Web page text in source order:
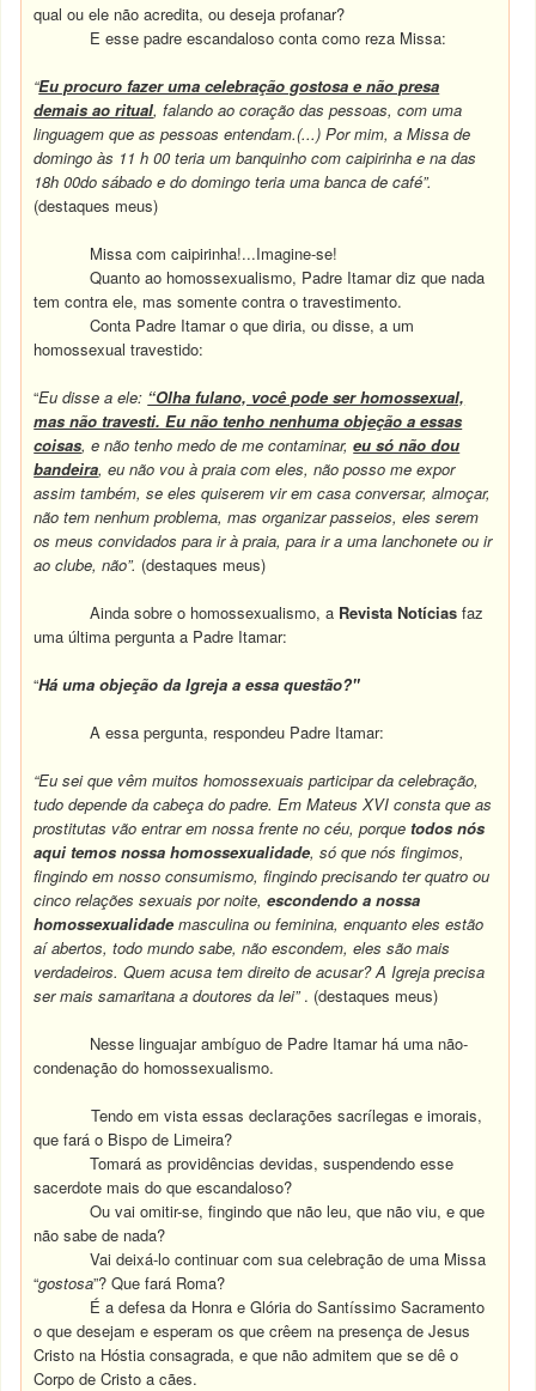
qual ou ele não acredita, ou deseja profanar?
E esse padre escandaloso conta como reza Missa:
“Eu procuro fazer uma celebração gostosa e não presa
demais ao ritual, falando ao coração das pessoas, com uma
linguagem que as pessoas entendam.(...) Por mim, a Missa de
domingo às 11 h 00 teria um banquinho com caipirinha e na das
18h 00do sábado e do domingo teria uma banca de café”.
(destaques meus)
Missa com caipirinha!...Imagine-se!
Quanto ao homossexualismo, Padre Itamar diz que nada
tem contra ele, mas somente contra o travestimento.
Conta Padre Itamar o que diria, ou disse, a um
homossexual travestido:
“Eu disse a ele: “Olha fulano, você pode ser homossexual,
mas não travesti. Eu não tenho nenhuma objeção a essas
coisas, e não tenho medo de me contaminar,eu só não dou
bandeira, eu não vou à praia com eles, não posso me expor
assim também, se eles quiserem vir em casa conversar, almoçar,
não tem nenhum problema, mas organizar passeios, eles serem
os meus convidados para ir à praia, para ir a uma lanchonete ou ir
ao clube, não”. (destaques meus)
Ainda sobre o homossexualismo, a Revista Notíciasfaz
uma última pergunta a Padre Itamar:
“Há uma objeção da Igreja a essa questão?"
A essa pergunta, respondeu Padre Itamar:
“Eu sei que vêm muitos homossexuais participar da celebração,
tudo depende da cabeça do padre. Em Mateus XVI consta que as
prostitutas vão entrar em nossa frente no céu, porque todos nós
aqui temos nossa homossexualidade, só que nós fingimos,
fingindo em nosso consumismo, fingindo precisando ter quatro ou
cinco relações sexuais por noite,escondendo a nossa
homossexualidade masculina ou feminina, enquanto eles estão
aí abertos, todo mundo sabe, não escondem, eles são mais
verdadeiros. Quem acusa tem direito de acusar? A Igreja precisa
ser mais samaritana a doutores da lei”. (destaques meus)
Nesse linguajar ambíguo de Padre Itamar há uma não-
condenação do homossexualismo.
Tendo em vista essas declarações sacrílegas e imorais,
que fará o Bispo de Limeira?
Tomará as providências devidas, suspendendo esse
sacerdote mais do que escandaloso?
Ou vai omitir-se, fingindo que não leu, que não viu, e que
não sabe de nada?
Vai deixá-lo continuar com sua celebração de uma Missa
“gostosa”?Que fará Roma?
É a defesa da Honra e Glória do Santíssimo Sacramento
o que desejam e esperam os que crêem na presença de Jesus
Cristo na Hóstia consagrada, e que não admitem que se dê o
Corpo de Cristo a cães.